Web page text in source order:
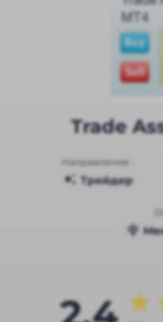
Trade
Направление :
Трейдер